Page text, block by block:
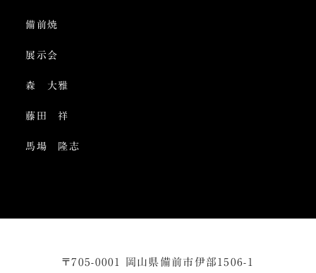
備前焼
展示会
森 大雅
藤田 祥
馬場 隆志
〒705-0001 岡山県備前市伊部1506-1